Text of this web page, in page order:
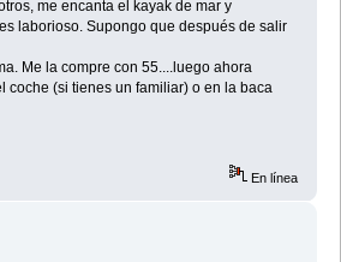
me encanta el kayak de mar y
laborioso. Supongo que después de salir
Me la compre con 55....luego ahora
coche (si tienes un familiar) o en la baca
En línea